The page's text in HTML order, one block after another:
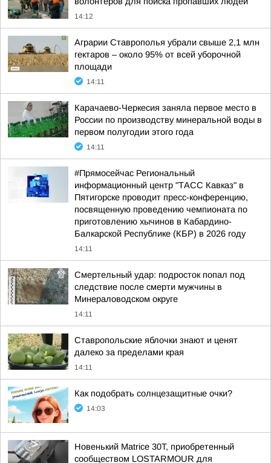
14:12
Аграрии Ставрополья убрали свыше 2,1 млн
гектаров – около 95% от всей уборочной
площади
14:11
Карачаево-Черкесия заняла первое место в
России по производству минеральной воды в
первом полугодии этого года
14:11
#Прямосейчас Региональный
информационный центр "ТАСС Кавказ" в
Пятигорске проводит пресс-конференцию,
посвященную проведению чемпионата по
приготовлению хычинов в Кабардино-
Балкарской Республике (КБР) в 2026 году
14:11
Смертельный удар: подросток попал под
следствие после смерти мужчины в
Минераловодском округе
14:11
Ставропольские яблочки знают и ценят
далеко за пределами края
14:11
Как подобрать солнцезащитные очки?
14:03
Новенький Matrice 30T, приобретенный
сообществом LOSTARMOUR для